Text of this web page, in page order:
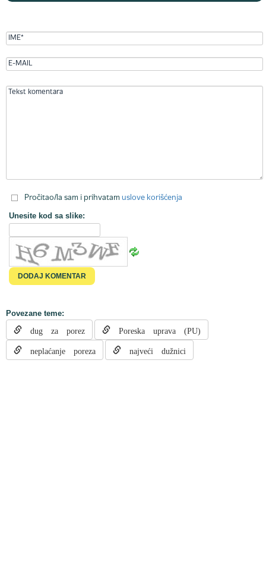
Pročitao/la sam i prihvatam uslove korišćenja
Unesite kod sa slike:
Povezane teme:
dug za porez Poreska uprava (PU)
neplaćanje poreza najveći dužnici